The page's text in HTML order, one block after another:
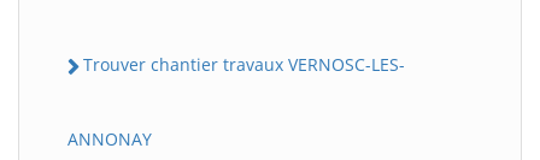
Trouver chantier travaux VERNOSC-LES-
ANNONAY